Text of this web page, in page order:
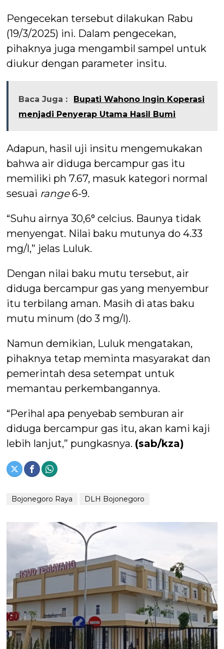
Pengecekan tersebut dilakukan Rabu
(19/3/2025) ini. Dalam pengecekan,
pihaknya juga mengambil sampel untuk
diukur dengan parameter insitu.
Baca Juga :
Bupati Wahono Ingin Koperasi
menjadi Penyerap Utama Hasil Bumi
Adapun, hasil uji insitu mengemukakan
bahwa air diduga bercampur gas itu
memiliki ph 7.67, masuk kategori normal
sesuai range6-9.
“Suhu airnya 30,6° celcius. Baunya tidak
menyengat. Nilai baku mutunya do 4.33
mg/l,” jelas Luluk.
Dengan nilai baku mutu tersebut, air
diduga bercampur gas yang menyembur
itu terbilang aman. Masih di atas baku
mutu minum (do 3 mg/l).
Namun demikian, Luluk mengatakan,
pihaknya tetap meminta masyarakat dan
pemerintah desa setempat untuk
memantau perkembangannya.
“Perihal apa penyebab semburan air
diduga bercampur gas itu, akan kami kaji
lebih lanjut,” pungkasnya. (sab/kza)
Bojonegoro Raya DLH Bojonegoro